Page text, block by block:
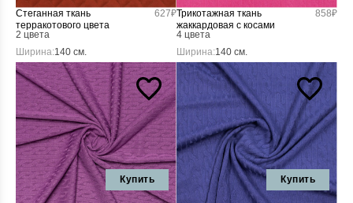
Стеганная ткань
терракотового цвета
2 цвета
627₽
Ширина:140 см.
Трикотажная ткань
жаккардовая с косами
4 цвета
858₽
Ширина:140 см.
Купить Купить